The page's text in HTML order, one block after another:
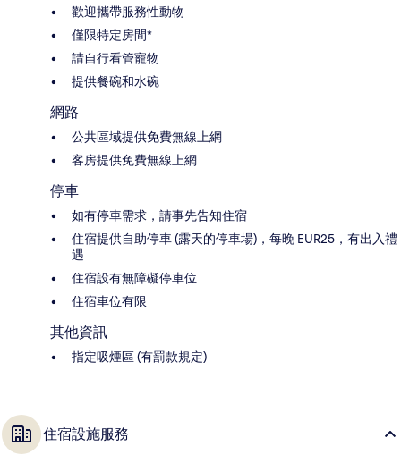
歡迎攜帶服務性動物
僅限特定房間*
請自行看管寵物
提供餐碗和水碗
網路
公共區域提供免費無線上網
客房提供免費無線上網
停車
如有停車需求，請事先告知住宿
住宿提供自助停車 (露天的停車場)，每晚 EUR25，有出入禮
遇
住宿設有無障礙停車位
住宿車位有限
其他資訊
指定吸煙區 (有罰款規定)
住宿設施服務